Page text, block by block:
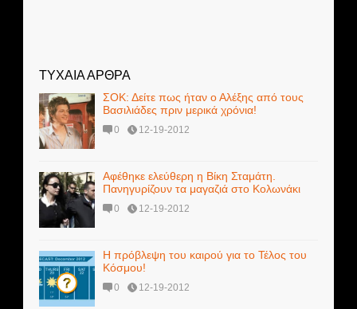
ΤΥΧΑΙΑ ΑΡΘΡΑ
ΣΟΚ: Δείτε πως ήταν ο Αλέξης από τους
Βασιλιάδες πριν μερικά χρόνια!
0 12-19-2012
Αφέθηκε ελεύθερη η Βίκη Σταμάτη.
Πανηγυρίζουν τα μαγαζιά στο Κολωνάκι
0 12-19-2012
Η πρόβλεψη του καιρού για το Τέλος του
Κόσμου!
0 12-19-2012